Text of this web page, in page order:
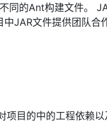
同的Ant构建文件。
JAR文件提供团队合
项目的中的工程依赖